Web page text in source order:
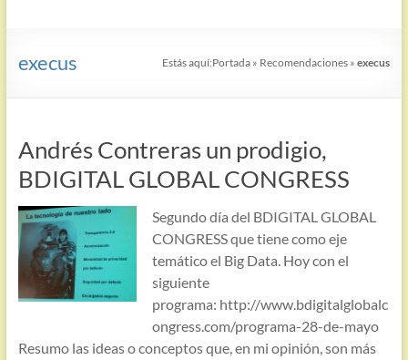
execus Estás aquí:Portada » Recomendaciones »execus
Andrés Contreras un prodigio,
BDIGITAL GLOBAL CONGRESS
Segundo día del BDIGITAL GLOBAL
CONGRESS que tiene como eje
temático el Big Data. Hoy con el
siguiente
programa: http://www.bdigitalglobalc
ongress.com/programa-28-de-mayo
Resumo las ideas o conceptos que, en mi opinión, son más